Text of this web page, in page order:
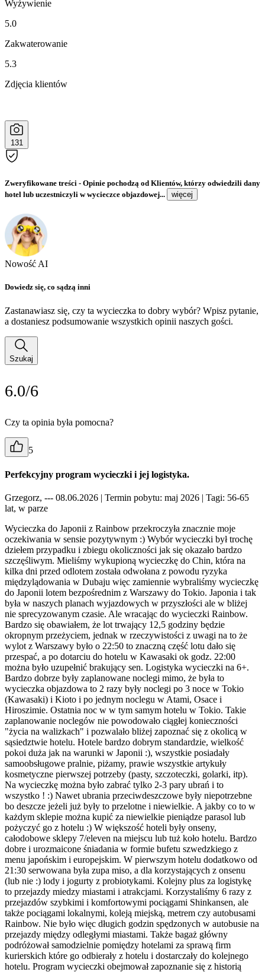
Wyżywienie
5.0
Zakwaterowanie
5.3
Zdjęcia klientów
131
Zweryfikowane treści - Opinie pochodzą od Klientów, którzy odwiedzili dany
hotel lub uczestniczyli w wycieczce objazdowej...
więcej
Nowość AI
Dowiedz się, co sądzą inni
Zastanawiasz się, czy ta wycieczka to dobry wybór? Wpisz pytanie,
a dostaniesz podsumowanie wszystkich opinii naszych gości.
Szukaj
6.0/6
Czy ta opinia była pomocna?
5
Perfekcyjny program wycieczki i jej logistyka.
Grzegorz, --- 08.06.2026 | Termin pobytu: maj 2026 | Tagi: 56-65
lat, w parze
Wycieczka do Japonii z Rainbow przekroczyła znacznie moje
oczekiwania w sensie pozytywnym :) Wybór wycieczki był trochę
dziełem przypadku i zbiegu okoliczności jak się okazało bardzo
szczęśliwym. Mieliśmy wykupioną wycieczkę do Chin, która na
kilka dni przed odlotem została odwołana z powodu ryzyka
międzylądowania w Dubaju więc zamiennie wybraliśmy wycieczkę
do Japonii lotem bezpośrednim z Warszawy do Tokio. Japonia i tak
była w naszych planach wyjazdowych w przyszłości ale w bliżej
nie sprecyzowanym czasie. Ale wracając do wycieczki Rainbow.
Bardzo się obawiałem, że lot trwający 12,5 godziny będzie
okropnym przeżyciem, jednak w rzeczywistości z uwagi na to że
wylot z Warszawy było o 22:50 to znaczną część lotu dało się
przespać, a po dotarciu do hotelu w Kawasaki ok godz. 22:00
można było uzupełnić brakujący sen. Logistyka wycieczki na 6+.
Bardzo dobrze były zaplanowane noclegi mimo, że była to
wycieczka objazdowa to 2 razy były noclegi po 3 noce w Tokio
(Kawasaki) i Kioto i po jednym noclegu w Atami, Osace i
Hiroszimie. Ostatnia noc w w tym samym hotelu w Tokio. Takie
zaplanowanie noclegów nie powodowało ciągłej konieczności
"życia na walizkach" i pozwalało bliżej zapoznać się z okolicą w
sąsiedztwie hotelu. Hotele bardzo dobrym standardzie, wielkość
pokoi duża jak na warunki w Japonii :), wszystkie posiadały
samoobsługowe pralnie, piżamy, prawie wszystkie artykuły
kosmetyczne pierwszej potrzeby (pasty, szczoteczki, golarki, itp).
Na wycieczkę można było zabrać tylko 2-3 pary ubrań i to
wszystko ! :) Nawet ubrania przeciwdeszczowe były niepotrzebne
bo deszcze jeżeli już były to przelotne i niewielkie. A jakby co to w
każdym sklepie można kupić za niewielkie pieniądze parasol lub
pożyczyć go z hotelu :) W większość hoteli były onseny,
całodobowe sklepy 7/eleven na miejscu lub tuż koło hotelu. Bardzo
dobre i urozmaicone śniadania w formie bufetu szwedzkiego z
menu japońskim i europejskim. W pierwszym hotelu dodatkowo od
21:30 serwowana była zupa miso, a dla korzystających z onsenu
(lub nie :) lody i jogurty z probiotykami. Kolejny plus za logistykę
to przejazdy miedzy miastami i atrakcjami. Korzystaliśmy 6 razy z
przejazdów szybkimi i komfortowymi pociągami Shinkansen, ale
także pociągami lokalnymi, koleją miejską, metrem czy autobusami
Rainbow. Nie było więc długich godzin spędzonych w autobusie na
przejazdy między odległymi miastami. Także bagaż główny
podróżował samodzielnie pomiędzy hotelami za sprawą firm
kurierskich które go odbierały z hotelu i dostarczały do kolejnego
hotelu. Program wycieczki obejmował zapoznanie się z historią